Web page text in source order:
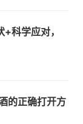
科学应对，
的正确打开方